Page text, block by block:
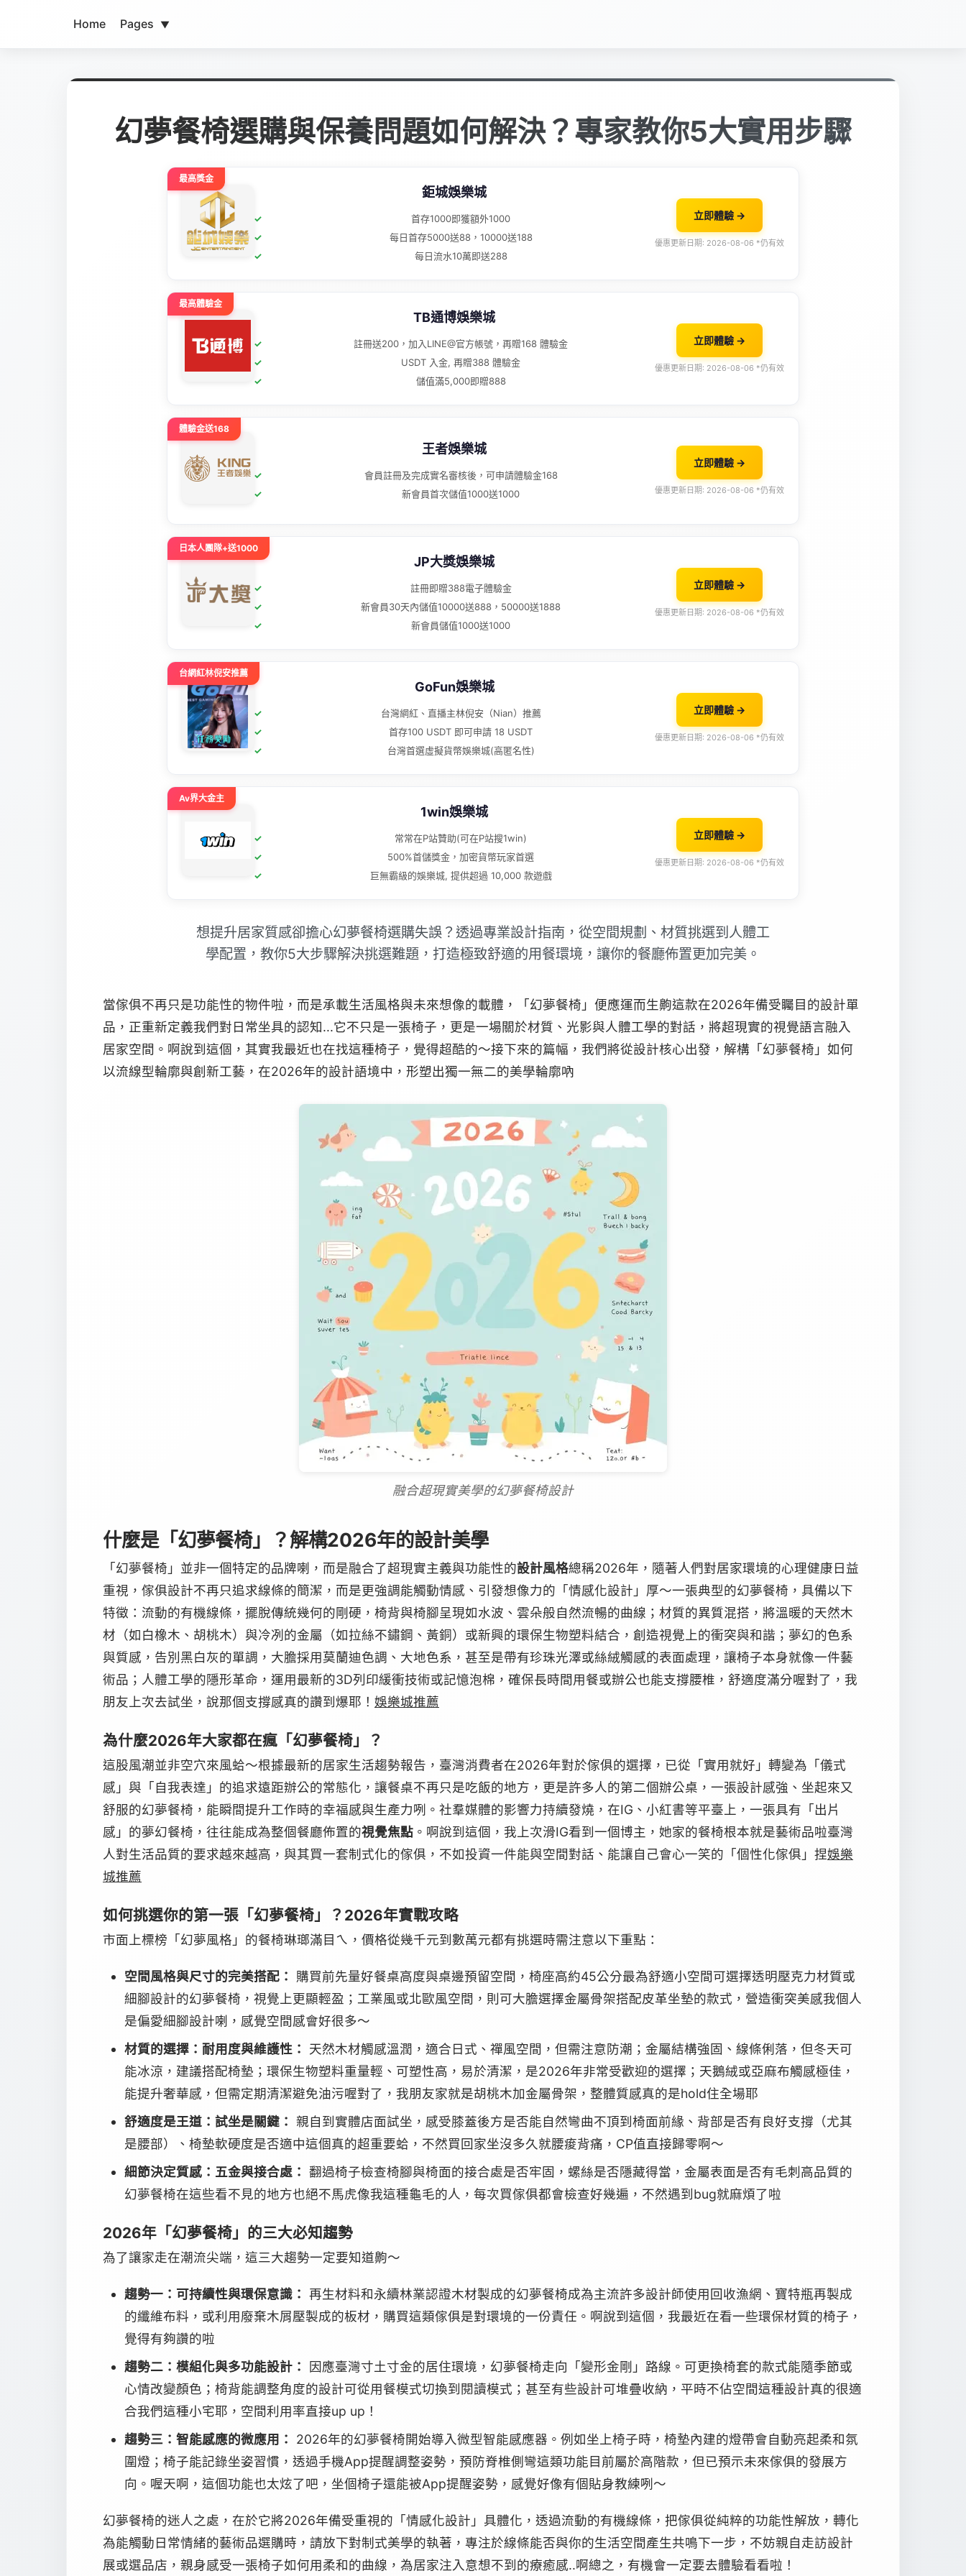
Home Pages ▼
幻夢餐椅選購與保養問題如何解決？專家教你5大實用步驟
最高獎金
鉅城娛樂城
首存1000即獲額外1000
每日首存5000送88，10000送188
每日流水10萬即送288
立即體驗 →
優惠更新日期: 2026-08-06 *仍有效
最高體驗金
TB通博娛樂城
註冊送200，加入LINE@官方帳號，再贈168 體驗金
USDT 入金, 再贈388 體驗金
儲值滿5,000即贈888
立即體驗 →
優惠更新日期: 2026-08-06 *仍有效
體驗金送168
王者娛樂城
會員註冊及完成實名審核後，可申請體驗金168
新會員首次儲值1000送1000
立即體驗 →
優惠更新日期: 2026-08-06 *仍有效
日本人團隊+送1000
JP大獎娛樂城
註冊即贈388電子體驗金
新會員30天內儲值10000送888，50000送1888
新會員儲值1000送1000
立即體驗 →
優惠更新日期: 2026-08-06 *仍有效
台網紅林倪安推薦
GoFun娛樂城
台灣網紅、直播主林倪安（Nian）推薦
首存100 USDT 即可申請 18 USDT
台灣首選虛擬貨幣娛樂城(高匿名性)
立即體驗 →
優惠更新日期: 2026-08-06 *仍有效
Av界大金主
1win娛樂城
常常在P站贊助(可在P站搜1win)
500%首儲獎金，加密貨幣玩家首選
巨無霸級的娛樂城, 提供超過 10,000 款遊戲
立即體驗 →
優惠更新日期: 2026-08-06 *仍有效
想提升居家質感卻擔心幻夢餐椅選購失誤？透過專業設計指南，從空間規劃、材質挑選到人體工
學配置，教你5大步驟解決挑選難題，打造極致舒適的用餐環境，讓你的餐廳佈置更加完美。
當傢俱不再只是功能性的物件啦，而是承載生活風格與未來想像的載體，「幻夢餐椅」便應運而生齁這款在2026年備受矚目的設計單
品，正重新定義我們對日常坐具的認知...它不只是一張椅子，更是一場關於材質、光影與人體工學的對話，將超現實的視覺語言融入
居家空間。啊說到這個，其實我最近也在找這種椅子，覺得超酷的～接下來的篇幅，我們將從設計核心出發，解構「幻夢餐椅」如何
以流線型輪廓與創新工藝，在2026年的設計語境中，形塑出獨一無二的美學輪廓吶
融合超現實美學的幻夢餐椅設計
什麼是「幻夢餐椅」？解構2026年的設計美學
「幻夢餐椅」並非一個特定的品牌喇，而是融合了超現實主義與功能性的設計風格總稱2026年，隨著人們對居家環境的心理健康日益
重視，傢俱設計不再只追求線條的簡潔，而是更強調能觸動情感、引發想像力的「情感化設計」厚～一張典型的幻夢餐椅，具備以下
特徵：流動的有機線條，擺脫傳統幾何的剛硬，椅背與椅腳呈現如水波、雲朵般自然流暢的曲線；材質的異質混搭，將溫暖的天然木
材（如白橡木、胡桃木）與冷冽的金屬（如拉絲不鏽鋼、黃銅）或新興的環保生物塑料結合，創造視覺上的衝突與和諧；夢幻的色系
與質感，告別黑白灰的單調，大膽採用莫蘭迪色調、大地色系，甚至是帶有珍珠光澤或絲絨觸感的表面處理，讓椅子本身就像一件藝
術品；人體工學的隱形革命，運用最新的3D列印緩衝技術或記憶泡棉，確保長時間用餐或辦公也能支撐腰椎，舒適度滿分喔對了，我
朋友上次去試坐，說那個支撐感真的讚到爆耶！ 娛樂城推薦
為什麼2026年大家都在瘋「幻夢餐椅」？
這股風潮並非空穴來風蛤～根據最新的居家生活趨勢報告，臺灣消費者在2026年對於傢俱的選擇，已從「實用就好」轉變為「儀式
感」與「自我表達」的追求遠距辦公的常態化，讓餐桌不再只是吃飯的地方，更是許多人的第二個辦公桌，一張設計感強、坐起來又
舒服的幻夢餐椅，能瞬間提升工作時的幸福感與生產力咧。社羣媒體的影響力持續發燒，在IG、小紅書等平臺上，一張具有「出片
感」的夢幻餐椅，往往能成為整個餐廳佈置的視覺焦點 。啊說到這個，我上次滑IG看到一個博主，她家的餐椅根本就是藝術品啦臺灣
人對生活品質的要求越來越高，與其買一套制式化的傢俱，不如投資一件能與空間對話、能讓自己會心一笑的「個性化傢俱」捏娛樂
城推薦
如何挑選你的第一張「幻夢餐椅」？2026年實戰攻略
市面上標榜「幻夢風格」的餐椅琳瑯滿目ㄟ，價格從幾千元到數萬元都有挑選時需注意以下重點：
空間風格與尺寸的完美搭配：
購買前先量好餐桌高度與桌邊預留空間，椅座高約45公分最為舒適小空間可選擇透明壓克力材質或
細腳設計的幻夢餐椅，視覺上更顯輕盈；工業風或北歐風空間，則可大膽選擇金屬骨架搭配皮革坐墊的款式，營造衝突美感我個人
是偏愛細腳設計喇，感覺空間感會好很多～
材質的選擇：耐用度與維護性：
天然木材觸感溫潤，適合日式、禪風空間，但需注意防潮；金屬結構強固、線條俐落，但冬天可
能冰涼，建議搭配椅墊；環保生物塑料重量輕、可塑性高，易於清潔，是2026年非常受歡迎的選擇；天鵝絨或亞麻布觸感極佳，
能提升奢華感，但需定期清潔避免油污喔對了，我朋友家就是胡桃木加金屬骨架，整體質感真的是hold住全場耶
舒適度是王道：試坐是關鍵： 親自到實體店面試坐，感受膝蓋後方是否能自然彎曲不頂到椅面前緣、背部是否有良好支撐（尤其
是腰部）、椅墊軟硬度是否適中這個真的超重要蛤，不然買回家坐沒多久就腰痠背痛，CP值直接歸零啊～
細節決定質感：五金與接合處： 翻過椅子檢查椅腳與椅面的接合處是否牢固，螺絲是否隱藏得當，金屬表面是否有毛刺高品質的
幻夢餐椅在這些看不見的地方也絕不馬虎像我這種龜毛的人，每次買傢俱都會檢查好幾遍，不然遇到bug就麻煩了啦
2026年「幻夢餐椅」的三大必知趨勢
為了讓家走在潮流尖端，這三大趨勢一定要知道齁～
趨勢一：可持續性與環保意識： 再生材料和永續林業認證木材製成的幻夢餐椅成為主流許多設計師使用回收漁網、寶特瓶再製成
的纖維布料，或利用廢棄木屑壓製成的板材，購買這類傢俱是對環境的一份責任。啊說到這個，我最近在看一些環保材質的椅子，
覺得有夠讚的啦
趨勢二：模組化與多功能設計：
因應臺灣寸土寸金的居住環境，幻夢餐椅走向「變形金剛」路線。可更換椅套的款式能隨季節或
心情改變顏色；椅背能調整角度的設計可從用餐模式切換到閱讀模式；甚至有些設計可堆疊收納，平時不佔空間這種設計真的很適
合我們這種小宅耶，空間利用率直接up up！
趨勢三：智能感應的微應用：
2026年的幻夢餐椅開始導入微型智能感應器。例如坐上椅子時，椅墊內建的燈帶會自動亮起柔和氛
圍燈；椅子能記錄坐姿習慣，透過手機App提醒調整姿勢，預防脊椎側彎這類功能目前屬於高階款，但已預示未來傢俱的發展方
向。喔天啊，這個功能也太炫了吧，坐個椅子還能被App提醒姿勢，感覺好像有個貼身教練咧～
幻夢餐椅的迷人之處，在於它將2026年備受重視的「情感化設計」具體化，透過流動的有機線條，把傢俱從純粹的功能性解放，轉化
為能觸動日常情緒的藝術品選購時，請放下對制式美學的執著，專注於線條能否與你的生活空間產生共鳴下一步，不妨親自走訪設計
展或選品店，親身感受一張椅子如何用柔和的曲線，為居家注入意想不到的療癒感..啊總之，有機會一定要去體驗看看啦！